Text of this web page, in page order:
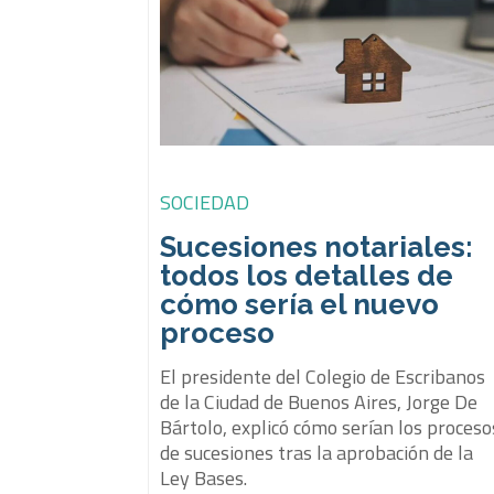
SOCIEDAD
Sucesiones notariales:
todos los detalles de
cómo sería el nuevo
proceso
El presidente del Colegio de Escribanos
de la Ciudad de Buenos Aires, Jorge De
Bártolo, explicó cómo serían los
de sucesiones tras la aprobación de la
Ley Bases.